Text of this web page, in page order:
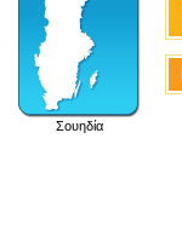
Σουηδία